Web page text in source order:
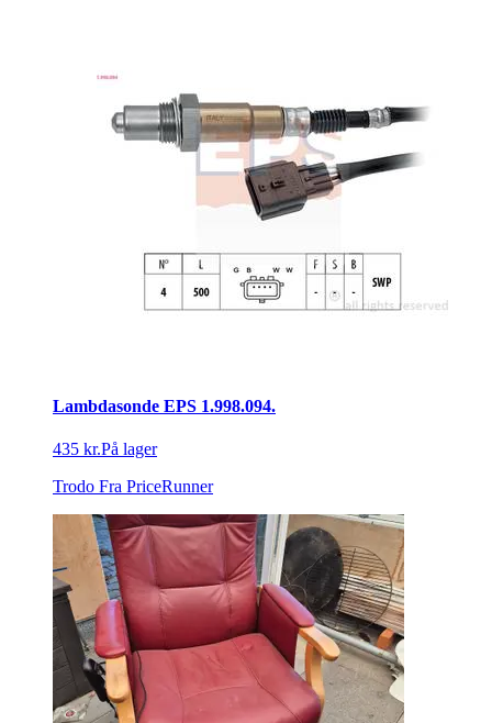
Lambdasonde EPS 1.998.094.
435 kr.På lager
Trodo Fra PriceRunner